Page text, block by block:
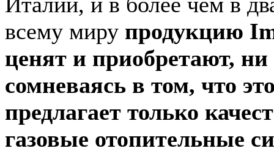
всему миру продукцию
ценят и приобретают,
сомневаясь в том, что
предлагает только
газовые отопительные